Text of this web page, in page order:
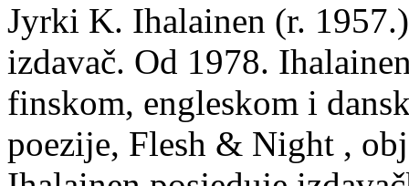
Jyrki K. Ihalainen (r.
izdavač. Od 1978.
finskom, engleskom i
poezije, Flesh & Night ,